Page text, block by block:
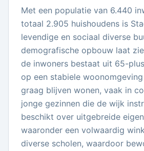
Met een populatie van 6.440
totaal 2.905 huishoudens is
levendige en sociaal diverse
demografische opbouw laat
de inwoners bestaat uit 65-
op een stabiele
graag blijven wonen, vaak in
jonge gezinnen die de wijk
beschikt over uitgebreide
waaronder een volwaardig
diverse scholen, waardoor